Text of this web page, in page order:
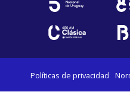
Políticas de privacidad